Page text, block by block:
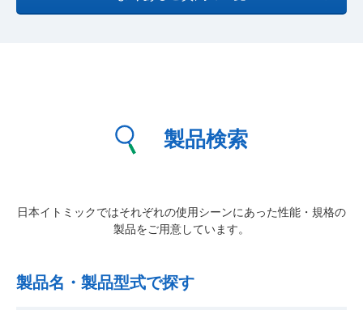
製品検索
日本イトミックではそれぞれの使用シーンにあった性能・規格の
製品をご用意しています。
製品名・製品型式で探す